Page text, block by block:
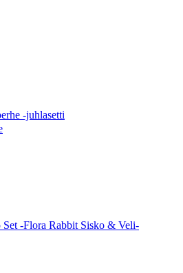
-juhlasetti
Set -Flora Rabbit Sisko & Veli-